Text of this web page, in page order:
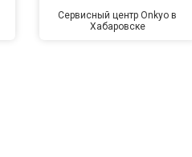
Сервисный центр Onkyo в
Хабаровске